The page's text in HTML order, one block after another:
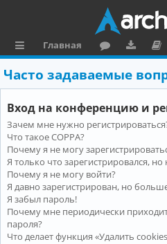
ы
л
к
и
Главная
ру
м
ру
зк
и
ку
м
е
н
та
ц
и
я
Часто задаваемые
Вход на конференцию и
Зачем мне нужно
Что такое COPPA?
Почему я не могу
Я только что зарегистрировался,
Почему я не могу войти?
Я давно зарегистрирован, но
Я забыл пароль!
Почему мне периодически
пароля?
Что делает функция «Удалить